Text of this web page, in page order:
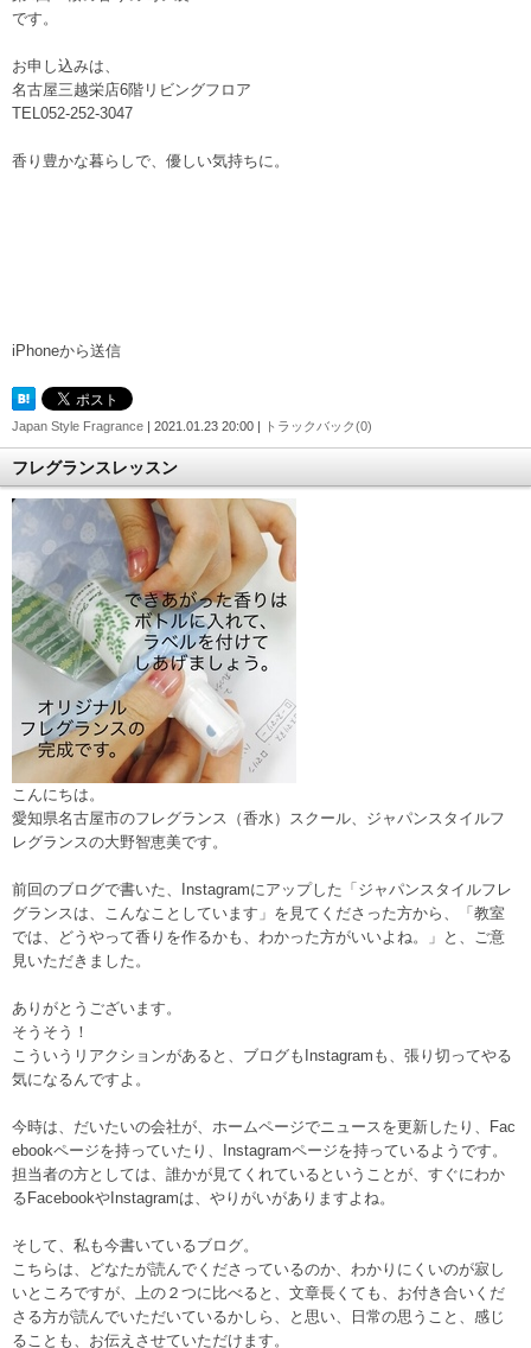
です。
お申し込みは、
名古屋三越栄店6階リビングフロア
TEL052-252-3047
香り豊かな暮らしで、優しい気持ちに。
iPhoneから送信
Japan Style Fragrance | 2021.01.23 20:00 | トラックバック(0)
フレグランスレッスン
こんにちは。
愛知県名古屋市のフレグランス（香水）スクール、ジャパンスタイルフ
レグランスの大野智恵美です。
前回のブログで書いた、Instagramにアップした「ジャパンスタイルフレ
グランスは、こんなことしています」を見てくださった方から、「教室
では、どうやって香りを作るかも、わかった方がいいよね。」と、ご意
見いただきました。
ありがとうございます。
そうそう！
こういうリアクションがあると、ブログもInstagramも、張り切ってやる
気になるんですよ。
今時は、だいたいの会社が、ホームページでニュースを更新したり、Fac
ebookページを持っていたり、Instagramページを持っているようです。
担当者の方としては、誰かが見てくれているということが、すぐにわか
るFacebookやInstagramは、やりがいがありますよね。
そして、私も今書いているブログ。
こちらは、どなたが読んでくださっているのか、わかりにくいのが寂し
いところですが、上の２つに比べると、文章長くても、お付き合いくだ
さる方が読んでいただいているかしら、と思い、日常の思うこと、感じ
ることも、お伝えさせていただけます。